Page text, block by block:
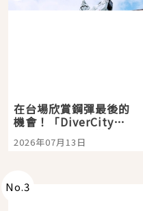
在台場欣賞鋼彈最後的
機會！「DiverCity
Tokyo Plaza」搭船、
購物、美食及夜景，一
2026年07月13日
No.3